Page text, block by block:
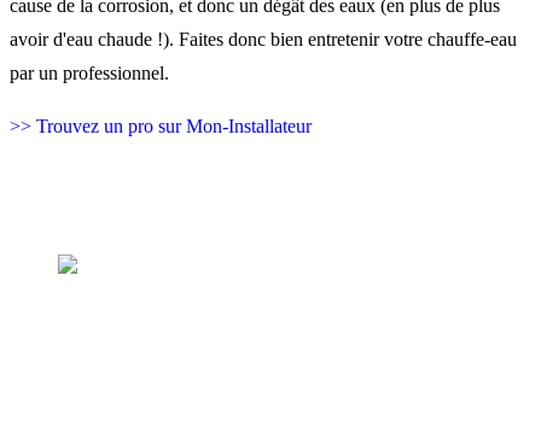
cause de la corrosion, et donc un dégât des eaux (en plus de plus
avoir d'eau chaude !). Faites donc bien entretenir votre chauffe-eau
par un professionnel.
>> Trouvez un pro sur Mon-Installateur